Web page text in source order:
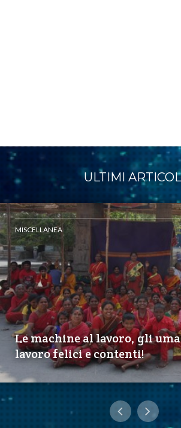
ULTIMI
MISCELLANEA
Le machine al lavoro, gli
lavoro felici e contenti!